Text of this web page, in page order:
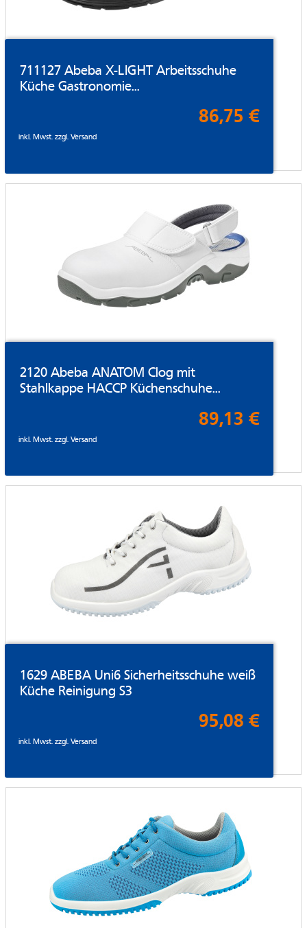
711127 Abeba X-LIGHT Arbeitsschuhe
Küche Gastronomie...
86,75 €
inkl. Mwst. zzgl.Versand
2120 Abeba ANATOM Clog mit
Stahlkappe HACCP Küchenschuhe...
89,13 €
inkl. Mwst. zzgl.Versand
1629 ABEBA Uni6 Sicherheitsschuhe weiß
Küche Reinigung S3
95,08 €
inkl. Mwst. zzgl.Versand